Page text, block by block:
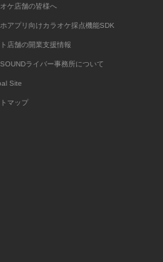
オケ店舗の皆様へ
ホアプリ向けカラオケ採点機能SDK
ト店舗の開業支援情報
ライバー事務所について
Site
トマップ